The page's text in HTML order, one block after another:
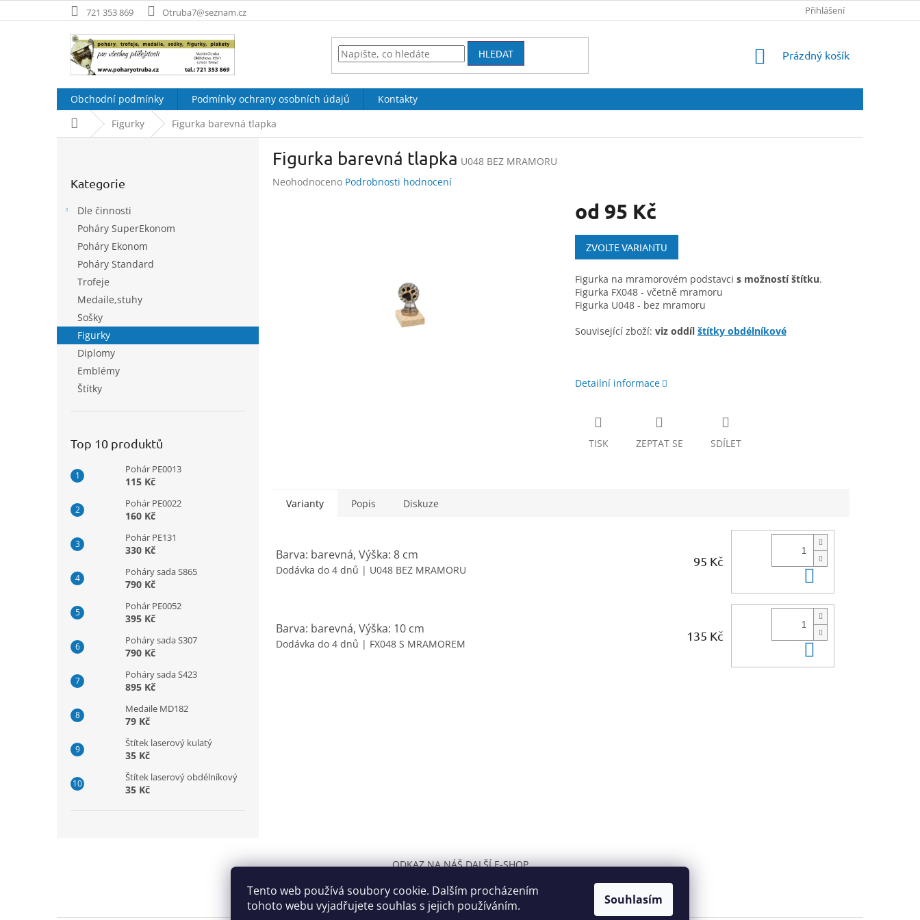
Tento web používá soubory cookie. Dalším procházením
tohoto webu vyjadřujete souhlas s jejich používáním.
Souhlasím
na
721 353 869 Otruba7@seznam.cz Přihlášení
HLEDAT
NÁKUPNÍ
Prázdný košík
Obchodní podmínky Podmínky ochrany osobních údajů
Kontakty
Domů Figurky Figurka barevná tlapka
e
l
kategorie
Kategorie
Dle činnosti
Poháry SuperEkonom
Poháry Ekonom
Poháry Standard
Trofeje
Medaile,stuhy
Sošky
Figurky
Diplomy
Emblémy
Štítky
Top 10 produktů
Pohár PE0013
115 Kč
Pohár PE0022
160 Kč
Pohár PE131
330 Kč
Poháry sada S865
790 Kč
Pohár PE0052
395 Kč
Poháry sada S307
790 Kč
Poháry sada S423
895 Kč
Medaile MD182
79 Kč
Štítek laserový kulatý
35 Kč
Štítek laserový obdélníkový
35 Kč
Figurka barevná tlapka U048 BEZ MRAMORU
Průměrné
Neohodnoceno Podrobnosti hodnocení
od 95 Kč
Měrná
cena:
ZVOLTE VARIANTU
Figurka na mramorovém podstavci s možností štítku.
Figurka FX048 - včetně mramoru
Figurka U048 - bez mramoru
Související zboží: viz oddíl štítky obdélníkové
Detailní informace
TISK ZEPTAT SE SDÍLET
Varianty Popis Diskuze
Barva: barevná, Výška: 8 cm
Dodávka do 4 dnů | U048 BEZ MRAMORU
95 Kč
Barva: barevná, Výška: 10 cm
Dodávka do 4 dnů | FX048 S MRAMOREM
135 Kč
ODKAZ NA NÁŠ DALŠÍ E-SHOP